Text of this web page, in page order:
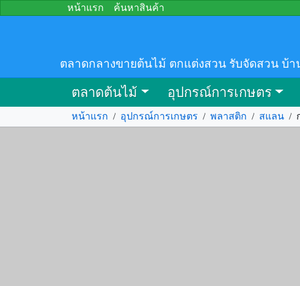
หน้าแรก ค้นหาสินค้า
ตลาดกลางขายต้นไม้ ตกแต่งสวน รับจัดสวน บ้
ตลาดต้นไม้ อุปกรณ์การเกษตร
หน้าแรก / อุปกรณ์การเกษตร / พลาสติก / สแลน /